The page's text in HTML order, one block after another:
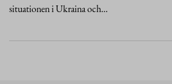
situationen i Ukraina och…